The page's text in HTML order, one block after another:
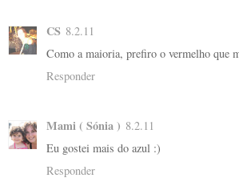
CS 8.2.11
Como a maioria, prefiro o vermelho que
Responder
Mami ( Sónia ) 8.2.11
Eu gostei mais do azul :)
Responder